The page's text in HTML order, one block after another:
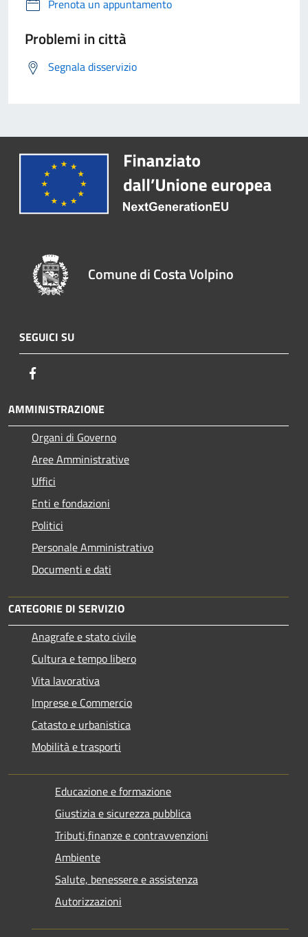
Prenota un appuntamento
Problemi in città
Segnala disservizio
Comune di Costa Volpino
SEGUICI SU
AMMINISTRAZIONE
Organi di Governo
Aree Amministrative
Uffici
Enti e fondazioni
Politici
Personale Amministrativo
Documenti e dati
CATEGORIE DI SERVIZIO
Anagrafe e stato civile
Cultura e tempo libero
Vita lavorativa
Imprese e Commercio
Catasto e urbanistica
Mobilità e trasporti
Educazione e formazione
Giustizia e sicurezza pubblica
Tributi,finanze e contravvenzioni
Ambiente
Salute, benessere e assistenza
Autorizzazioni